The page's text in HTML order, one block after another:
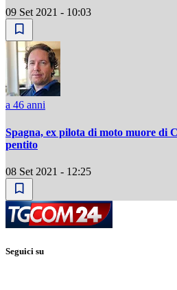
09 Set 2021 - 10:03
a 46 anni
Spagna, ex pilota di moto muore di
pentito
08 Set 2021 - 12:25
Seguici su